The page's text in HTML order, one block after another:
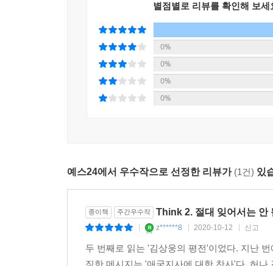
별점별로 리뷰를 확인해 보세
0%
0%
0%
0%
예스24에서 우수작으로 선정한 리뷰가 (1건) 있
종이책 주간우수작 Think 2. 절대 잊어서는 안
z******8 2020-10-12 신고
두 번째로 읽는 '김상웅의 평전'이었다. 지난